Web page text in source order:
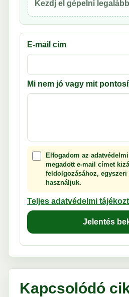
Kezdj el gépelni
E-mail cím
Mi nem jó vagy mit
Elfogadom az
megadott e-mail címet
feldolgozásához, egyszeri
használjuk.
Teljes adatvédelmi
Jelentés
Kapcsolódó